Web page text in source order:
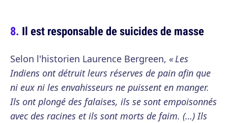
Il est responsable de suicides de masse
Selon l'historien Laurence Bergreen, « Les
Indiens ont détruit leurs réserves de pain afin que
ni eux ni les envahisseurs ne puissent en manger.
Ils ont plongé des falaises, ils se sont empoisonnés
avec des racines et ils sont morts de faim. (…) Ils